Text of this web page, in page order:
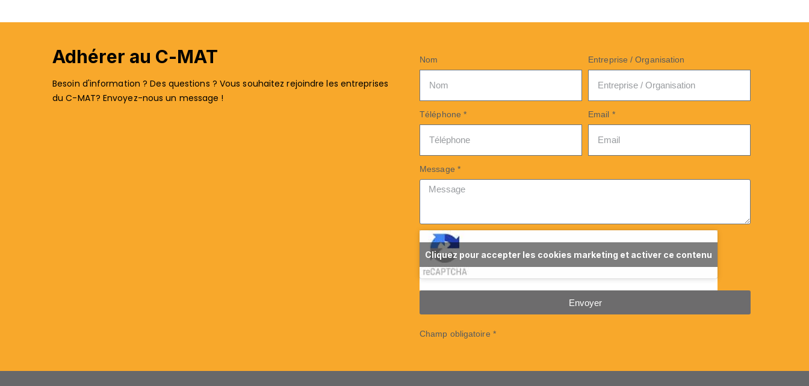
Adhérer au C-MAT
Besoin d'information ? Des questions ? Vous souhaitez rejoindre les entreprises
du C-MAT? Envoyez-nous un message !
Nom Entreprise / Organisation
Téléphone * Email *
Message *
Cliquez pour accepter les cookies marketing et activer ce contenu
Envoyer
Champ obligatoire *